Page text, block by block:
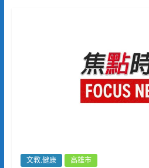
文教.健康 高雄市